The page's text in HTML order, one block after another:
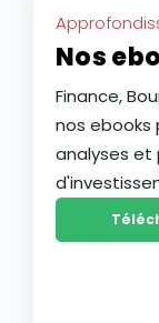
Nos
Finance,
nos ebooks
analyses et